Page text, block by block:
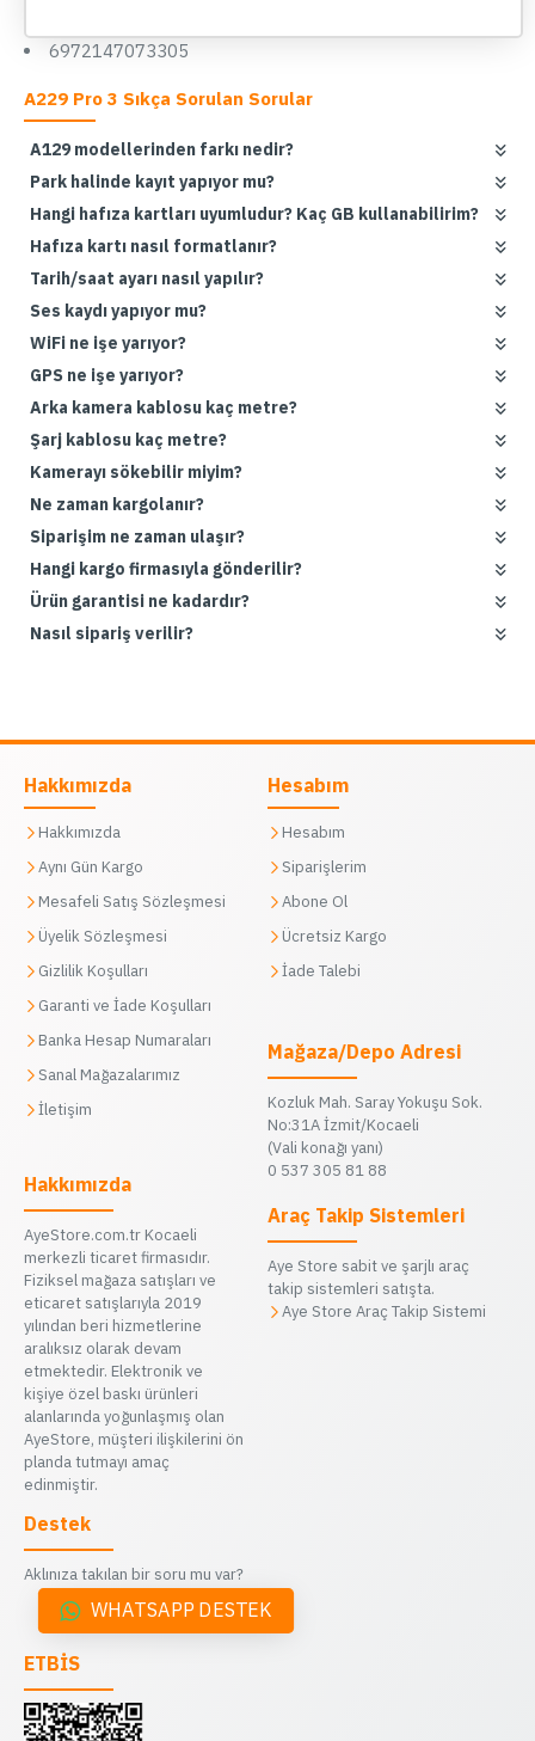
6972147073305
A229 Pro 3 Sıkça Sorulan Sorular
A129 modellerinden farkı nedir?
Park halinde kayıt yapıyor mu?
Hangi hafıza kartları uyumludur? Kaç GB kullanabilirim?
Hafıza kartı nasıl formatlanır?
Tarih/saat ayarı nasıl yapılır?
Ses kaydı yapıyor mu?
WiFi ne işe yarıyor?
GPS ne işe yarıyor?
Arka kamera kablosu kaç metre?
Şarj kablosu kaç metre?
Kamerayı sökebilir miyim?
Ne zaman kargolanır?
Siparişim ne zaman ulaşır?
Hangi kargo firmasıyla gönderilir?
Ürün garantisi ne kadardır?
Nasıl sipariş verilir?
Hakkımızda
Hakkımızda
Aynı Gün Kargo
Mesafeli Satış Sözleşmesi
Üyelik Sözleşmesi
Gizlilik Koşulları
Garanti ve İade Koşulları
Banka Hesap Numaraları
Sanal Mağazalarımız
İletişim
Hakkımızda
AyeStore.com.tr Kocaeli
merkezli ticaret firmasıdır.
Fiziksel mağaza satışları ve
eticaret satışlarıyla 2019
yılından beri hizmetlerine
aralıksız olarak devam
etmektedir. Elektronik ve
kişiye özel baskı ürünleri
alanlarında yoğunlaşmış olan
AyeStore, müşteri ilişkilerini ön
planda tutmayı amaç
edinmiştir.
Hesabım
Hesabım
Siparişlerim
Abone Ol
Ücretsiz Kargo
İade Talebi
Mağaza/Depo Adresi
Kozluk Mah. Saray Yokuşu Sok.
No:31A İzmit/Kocaeli
(Vali konağı yanı)
0 537 305 81 88
Araç Takip Sistemleri
Aye Store sabit ve şarjlı araç
takip sistemleri satışta.
Aye Store Araç Takip Sistemi
Destek
Aklınıza takılan bir soru mu var?
WHATSAPP DESTEK
ETBİS